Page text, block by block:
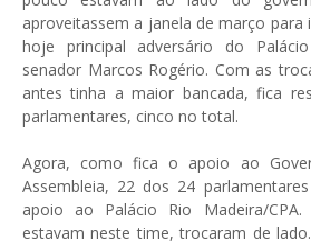
aproveitassem a janela de março para
hoje principal adversário do
senador Marcos Rogério. Com as
antes tinha a maior bancada, fica
parlamentares, cinco no total.
Agora, como fica o apoio ao
Assembleia, 22 dos 24
apoio ao Palácio Rio Madeira/
estavam neste time, trocaram de